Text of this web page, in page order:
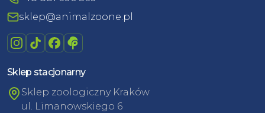
sklep@animalzoone.pl
Sklep stacjonarny
Sklep zoologiczny Kraków
ul. Limanowskiego 6